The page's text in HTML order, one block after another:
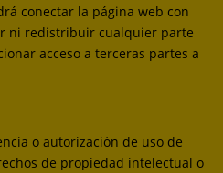
conectar la página web con
ni redistribuir cualquier parte
acceso a terceras partes a
o autorización de uso de
de propiedad intelectual o